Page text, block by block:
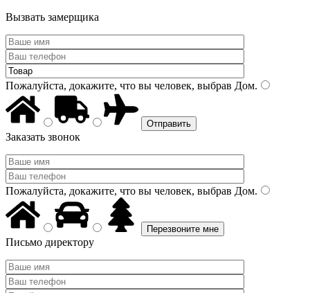
Вызвать замерщика
Пожалуйста, докажите, что вы человек, выбрав Дом.
Заказать звонок
Пожалуйста, докажите, что вы человек, выбрав Дом.
Письмо директору